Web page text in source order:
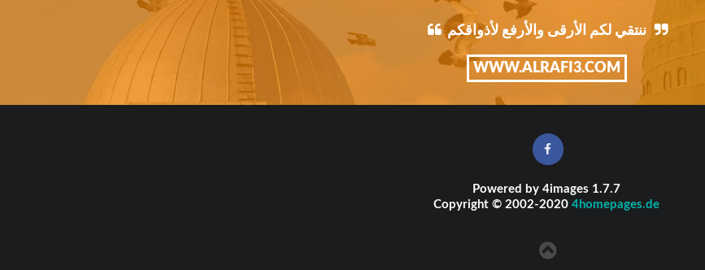
ننتقي لكم الأرقى والأرفع لأذواقكم
WWW.ALRAFI3.COM
Powered by 4images 1.7.7
Copyright © 2002-2020 4homepages.de